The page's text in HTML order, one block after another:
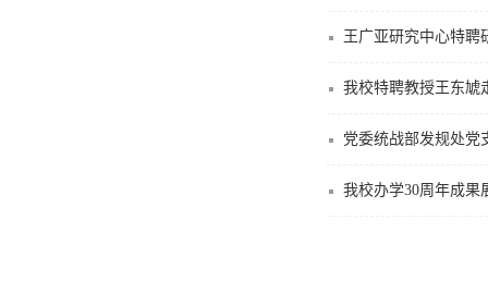
王广亚研究中心特聘
我校特聘教授王东虓
党委统战部发规处党
我校办学30周年成果